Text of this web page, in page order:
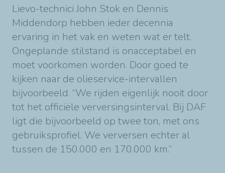
Lievo-technici John Stok en Dennis
Middendorp hebben ieder decennia
ervaring in het vak en weten wat er telt.
Ongeplande stilstand is onacceptabel en
moet voorkomen worden. Door goed te
kijken naar de olieservice-intervallen
bijvoorbeeld. “We rijden eigenlijk nooit door
tot het officiële verversingsinterval. Bij DAF
ligt die bijvoorbeeld op twee ton, met ons
gebruiksprofiel. We verversen echter al
tussen de 150.000 en 170.000 km.”